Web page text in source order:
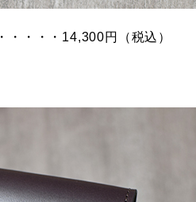
・・・・・14,300円（税込）